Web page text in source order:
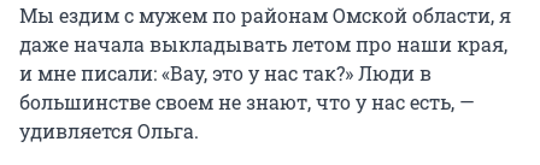
Мы ездим с мужем по районам Омской области, я
даже начала выкладывать летом про наши края,
и мне писали: «Вау, это у нас так?» Люди в
большинстве своем не знают, что у нас есть, —
удивляется Ольга.